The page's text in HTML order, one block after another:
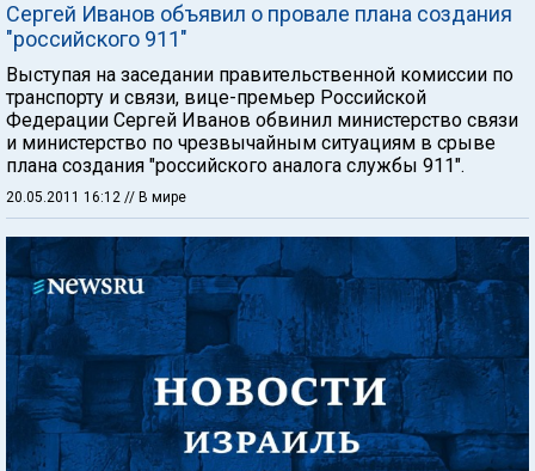
Сергей Иванов объявил о провале плана создания
"российского 911"
Выступая на заседании правительственной комиссии по
транспорту и связи, вице-премьер Российской
Федерации Сергей Иванов обвинил министерство связи
и министерство по чрезвычайным ситуациям в срыве
плана создания "российского аналога службы 911".
20.05.2011 16:12 // В мире